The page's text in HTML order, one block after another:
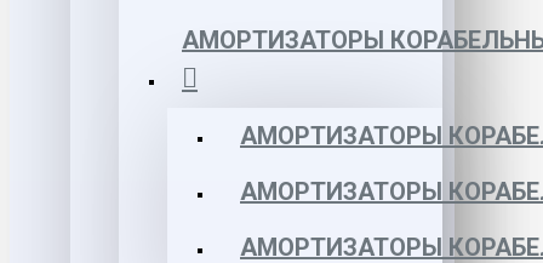
АМОРТИЗАТОРЫ
АМОРТИЗАТОРЫ
АМОРТИЗАТОРЫ
АМОРТИЗАТОРЫ